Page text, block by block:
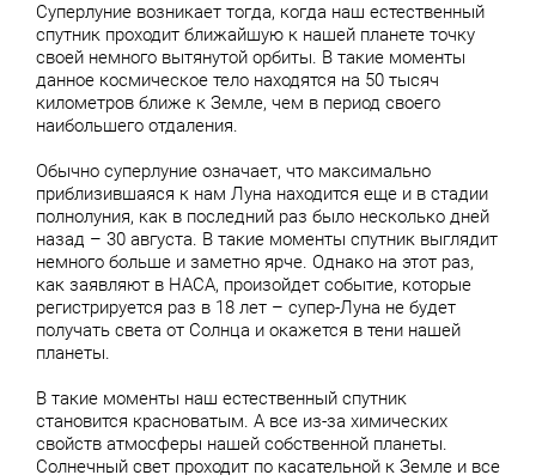
Суперлуние возникает тогда, когда наш естественный
спутник проходит ближайшую к нашей планете точку
своей немного вытянутой орбиты. В такие моменты
данное космическое тело находятся на 50 тысяч
километров ближе к Земле, чем в период своего
наибольшего отдаления.
Обычно суперлуние означает, что максимально
приблизившаяся к нам Луна находится еще и в стадии
полнолуния, как в последний раз было несколько дней
назад – 30 августа. В такие моменты спутник выглядит
немного больше и заметно ярче. Однако на этот раз,
как заявляют в НАСА, произойдет событие, которые
регистрируется раз в 18 лет – супер-Луна не будет
получать света от Солнца и окажется в тени нашей
планеты.
В такие моменты наш естественный спутник
становится красноватым. А все из-за химических
свойств атмосферы нашей собственной планеты.
Солнечный свет проходит по касательной к Земле и все